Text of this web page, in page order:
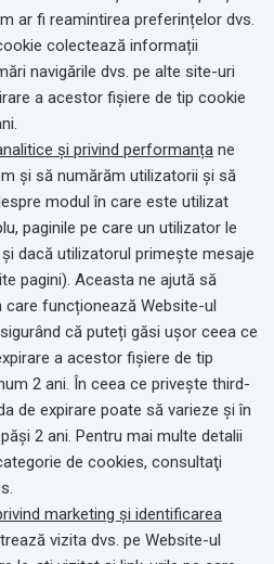
ar fi reamintirea preferințelor dvs.
colectează informații
navigările dvs. pe alte site-uri
a acestor fișiere de tip cookie
și privind performanța ne
și să numărăm utilizatorii și să
modul în care este utilizat
paginile pe care un utilizator le
dacă utilizatorul primește mesaje
pagini). Aceasta ne ajută să
funcționează Website-ul
că puteți găsi ușor ceea ce
a acestor fișiere de tip
2 ani. În ceea ce priveşte third-
de expirare poate să varieze şi în
2 ani. Pentru mai multe detalii
de cookies, consultaţi
marketing și identificarea
vizita dvs. pe Website-ul